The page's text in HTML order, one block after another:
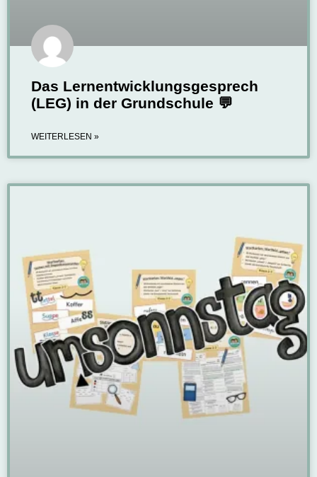
Das Lernentwicklungsgesprech
(LEG) in der Grundschule 💬
WEITERLESEN »